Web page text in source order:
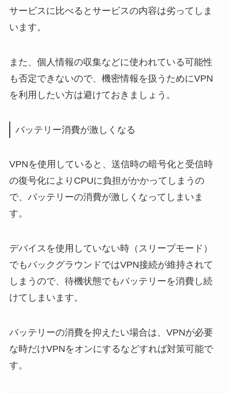
サービスに比べるとサービスの内容は劣ってしま
います。
また、個人情報の収集などに使われている可能性
も否定できないので、機密情報を扱うためにVPN
を利用したい方は避けておきましょう。
バッテリー消費が激しくなる
VPNを使用していると、送信時の暗号化と受信時
の復号化によりCPUに負担がかかってしまうの
で、バッテリーの消費が激しくなってしまいま
す。
デバイスを使用していない時（スリープモード）
でもバックグラウンドではVPN接続が維持されて
しまうので、待機状態でもバッテリーを消費し続
けてしまいます。
バッテリーの消費を抑えたい場合は、VPNが必要
な時だけVPNをオンにするなどすれば対策可能で
す。